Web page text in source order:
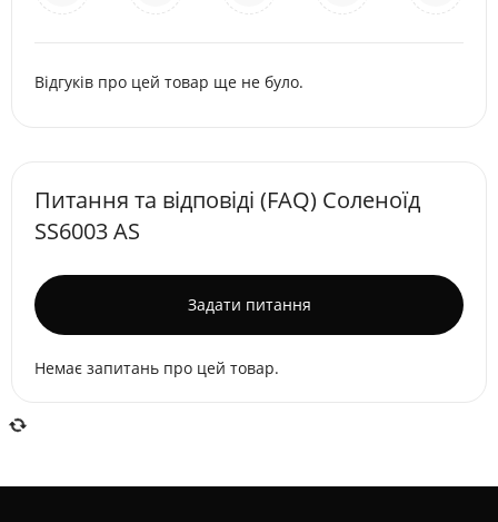
Відгуків про цей товар ще не було.
Питання та відповіді (FAQ) Соленоїд
SS6003 AS
Задати питання
Немає запитань про цей товар.